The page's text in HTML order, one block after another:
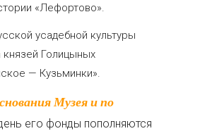
«Лефортово».
князей Голицыных
— Кузьминки».
его фонды пополняются